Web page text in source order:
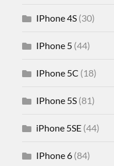
IPhone 4S (30)
IPhone 5 (44)
IPhone 5C (18)
IPhone 5S (81)
iPhone 5SE (44)
IPhone 6 (84)